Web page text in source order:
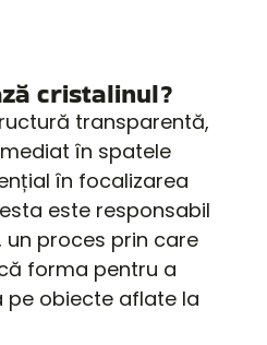
cristalinul?
transparentă,
în spatele
în focalizarea
este responsabil
proces prin care
forma pentru a
pe obiecte aflate la